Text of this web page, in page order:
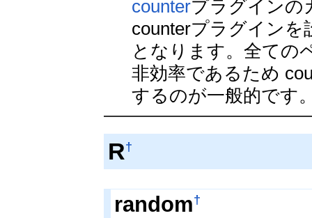
counterプラグインの
counterプラグイン
となります。全ての
非効率であるため
するのが一般的です
R†
random†